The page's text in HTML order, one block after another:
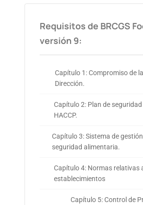
Requisitos de BRCGS
versión 9:
Capítulo 1: Compromiso de
Dirección.
Capítulo 2: Plan de
HACCP.
Capítulo 3: Sistema de
seguridad alimentaria.
Capítulo 4: Normas relativas
establecimientos
Capítulo 5: Control de